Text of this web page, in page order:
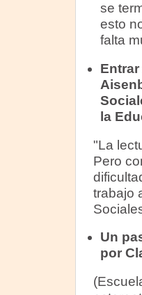
se
esto
falta
la
"La
Pero
trabajo
Un
por